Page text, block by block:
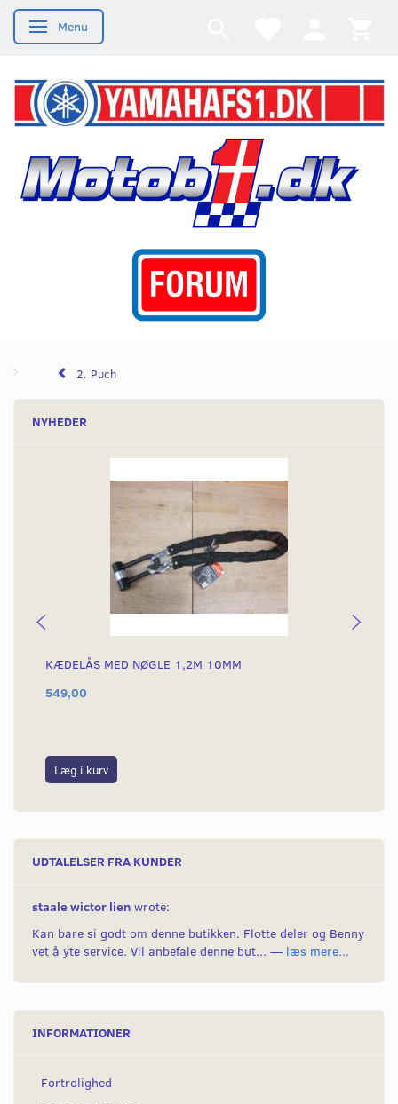
Skifte navigation
Menu
2. Puch
NYHEDER
KÆDELÅS MED NØGLE 1,2M 10MM
549,00
Læg i kurv
UDTALELSER FRA KUNDER
staale wictor lien wrote:
Kan bare si godt om denne butikken. Flotte deler og Benny
vet å yte service. Vil anbefale denne but... — læs mere...
INFORMATIONER
Fortrolighed